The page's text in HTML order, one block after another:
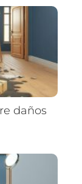
daños